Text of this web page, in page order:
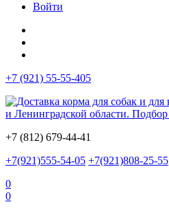
Войти
+7 (921) 55-55-405
+7 (812) 679-44-41
+7(921)555-54-05 +7(921)808-25-55
0
0